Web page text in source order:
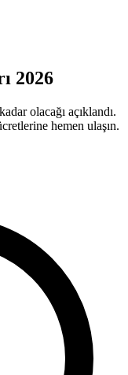
2026
olacağı açıklandı.
hemen ulaşın.